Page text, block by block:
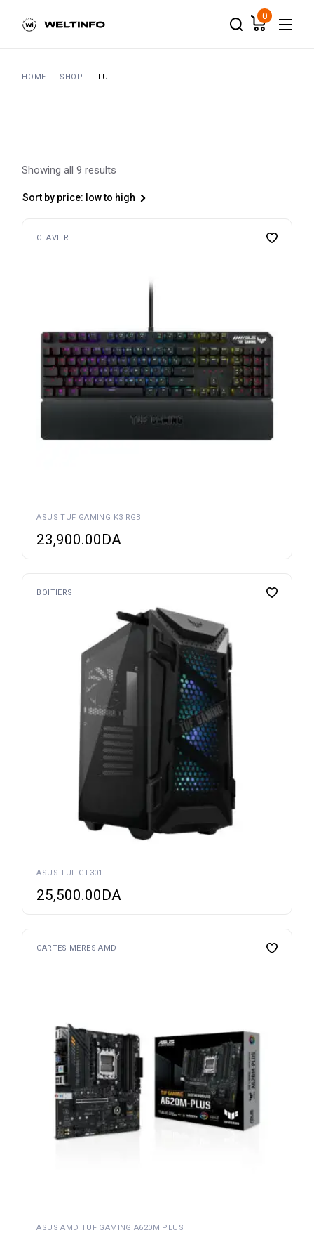
content
0
HOME SHOP TUF
Showing all 9 results
Sort by price: low to high
CLAVIER
ASUS TUF GAMING K3 RGB
23,900.00DA
BOITIERS
ASUS TUF GT301
25,500.00DA
CARTES MÈRES AMD
ASUS AMD TUF GAMING A620M PLUS